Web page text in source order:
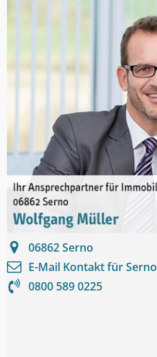
06862Serno
E-Mail Kontakt fürSerno
0800 589 0225